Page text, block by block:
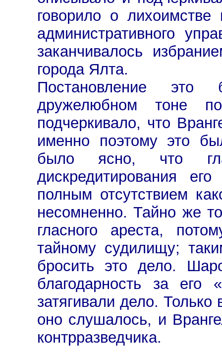
говорило о
административного
заканчивалось
города Ялта.
Постановление
дружелюбном тоне
подчеркивало, что
именно поэтому это
было ясно, что
дискредитирования
полным отсутствием
несомненно. Тайно же
гласного ареста,
тайному судилищу;
бросить это дело.
благодарность за его
затягивали дело.
оно слушалось, и
контрразведчика.